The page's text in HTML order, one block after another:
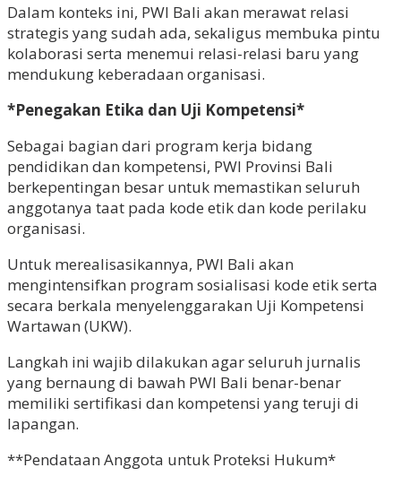
Dalam konteks ini, PWI Bali akan merawat relasi
strategis yang sudah ada, sekaligus membuka pintu
kolaborasi serta menemui relasi-relasi baru yang
mendukung keberadaan organisasi.
*Penegakan Etika dan Uji Kompetensi*
Sebagai bagian dari program kerja bidang
pendidikan dan kompetensi, PWI Provinsi Bali
berkepentingan besar untuk memastikan seluruh
anggotanya taat pada kode etik dan kode perilaku
organisasi.
Untuk merealisasikannya, PWI Bali akan
mengintensifkan program sosialisasi kode etik serta
secara berkala menyelenggarakan Uji Kompetensi
Wartawan (UKW).
Langkah ini wajib dilakukan agar seluruh jurnalis
yang bernaung di bawah PWI Bali benar-benar
memiliki sertifikasi dan kompetensi yang teruji di
lapangan.
**Pendataan Anggota untuk Proteksi Hukum*